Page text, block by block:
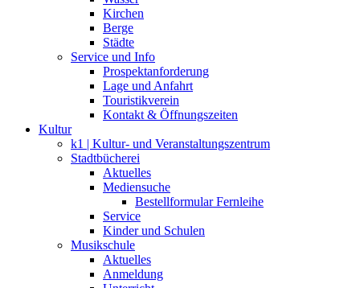
Kirchen
Berge
Städte
Service und Info
Prospektanforderung
Lage und Anfahrt
Touristikverein
Kontakt & Öffnungszeiten
Kultur
k1 | Kultur- und Veranstaltungszentrum
Stadtbücherei
Aktuelles
Mediensuche
Bestellformular Fernleihe
Service
Kinder und Schulen
Musikschule
Aktuelles
Anmeldung